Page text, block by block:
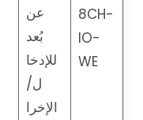
8CH-
IO-
WE
عن
بُعد
للإدخا
ل/
الإخرا